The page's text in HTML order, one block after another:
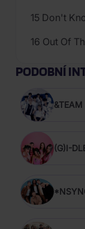
15 Don't
16 Out Of
PODOBNÍ
&TEAM
(G)I-